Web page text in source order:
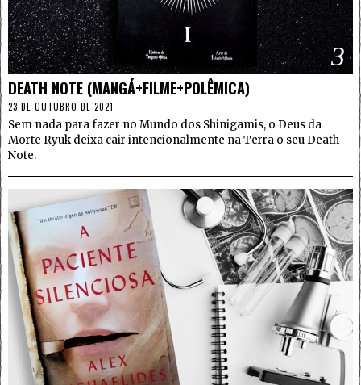
3
DEATH NOTE (MANGÁ+FILME+POLÊMICA)
23 DE OUTUBRO DE 2021
Sem nada para fazer no Mundo dos Shinigamis, o Deus da
Morte Ryuk deixa cair intencionalmente na Terra o seu Death
Note.